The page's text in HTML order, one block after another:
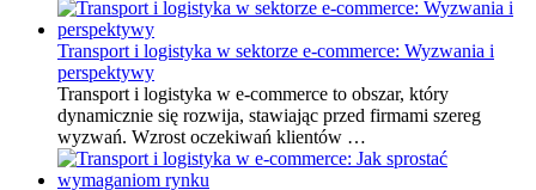
Transport i logistyka w sektorze e-commerce: Wyzwania i
perspektywy
Transport i logistyka w e-commerce to obszar, który
dynamicznie się rozwija, stawiając przed firmami szereg
wyzwań. Wzrost oczekiwań klientów …